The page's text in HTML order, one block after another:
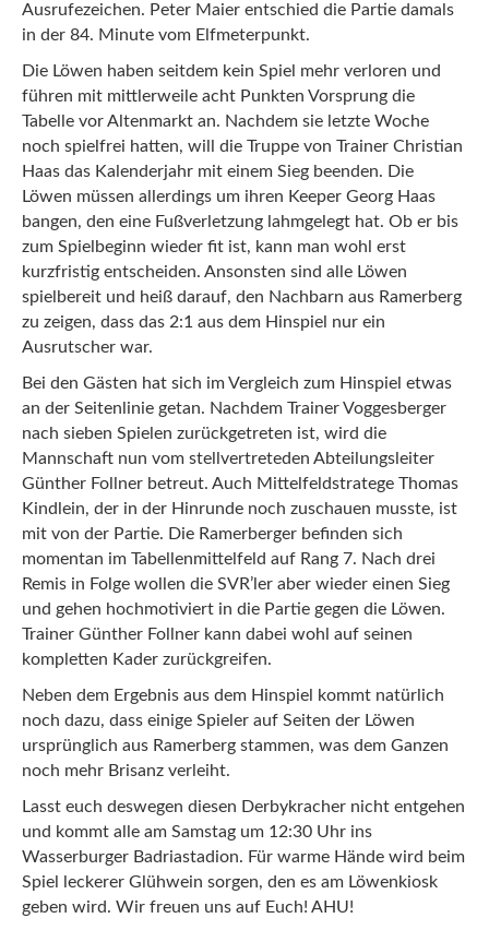
Ausrufezeichen. Peter Maier entschied die Partie damals
in der 84. Minute vom Elfmeterpunkt.
Die Löwen haben seitdem kein Spiel mehr verloren und
führen mit mittlerweile acht Punkten Vorsprung die
Tabelle vor Altenmarkt an. Nachdem sie letzte Woche
noch spielfrei hatten, will die Truppe von Trainer Christian
Haas das Kalenderjahr mit einem Sieg beenden. Die
Löwen müssen allerdings um ihren Keeper Georg Haas
bangen, den eine Fußverletzung lahmgelegt hat. Ob er bis
zum Spielbeginn wieder fit ist, kann man wohl erst
kurzfristig entscheiden. Ansonsten sind alle Löwen
spielbereit und heiß darauf, den Nachbarn aus Ramerberg
zu zeigen, dass das 2:1 aus dem Hinspiel nur ein
Ausrutscher war.
Bei den Gästen hat sich im Vergleich zum Hinspiel etwas
an der Seitenlinie getan. Nachdem Trainer Voggesberger
nach sieben Spielen zurückgetreten ist, wird die
Mannschaft nun vom stellvertreteden Abteilungsleiter
Günther Follner betreut. Auch Mittelfeldstratege Thomas
Kindlein, der in der Hinrunde noch zuschauen musste, ist
mit von der Partie. Die Ramerberger befinden sich
momentan im Tabellenmittelfeld auf Rang 7. Nach drei
Remis in Folge wollen die SVR’ler aber wieder einen Sieg
und gehen hochmotiviert in die Partie gegen die Löwen.
Trainer Günther Follner kann dabei wohl auf seinen
kompletten Kader zurückgreifen.
Neben dem Ergebnis aus dem Hinspiel kommt natürlich
noch dazu, dass einige Spieler auf Seiten der Löwen
ursprünglich aus Ramerberg stammen, was dem Ganzen
noch mehr Brisanz verleiht.
Lasst euch deswegen diesen Derbykracher nicht entgehen
und kommt alle am Samstag um 12:30 Uhr ins
Wasserburger Badriastadion. Für warme Hände wird beim
Spiel leckerer Glühwein sorgen, den es am Löwenkiosk
geben wird. Wir freuen uns auf Euch! AHU!